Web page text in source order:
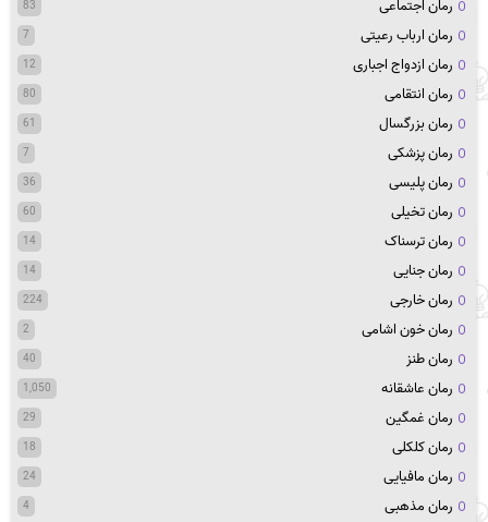
رمان اجتماعی 83
رمان ارباب رعیتی 7
رمان ازدواج اجباری 12
رمان انتقامی 80
رمان بزرگسال 61
رمان پزشکی 7
رمان پلیسی 36
رمان تخیلی 60
رمان ترسناک 14
رمان جنایی 14
رمان خارجی 224
رمان خون اشامی 2
رمان طنز 40
رمان عاشقانه 1,050
رمان غمگین 29
رمان کلکلی 18
رمان مافیایی 24
رمان مذهبی 4